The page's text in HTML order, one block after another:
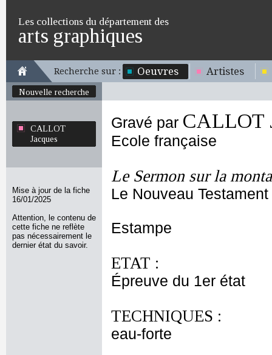
Les collections du département des
arts graphiques
Recherche sur : Oeuvres Artistes
Nouvelle recherche
CALLOT
Jacques
Mise à jour de la fiche
16/01/2025
Attention, le contenu de
cette fiche ne reflète
pas nécessairement le
dernier état du savoir.
Gravé par CALLOT
Ecole française
Le Sermon sur la
Le Nouveau Testament
Estampe
ETAT :
Épreuve du 1er état
TECHNIQUES :
eau-forte